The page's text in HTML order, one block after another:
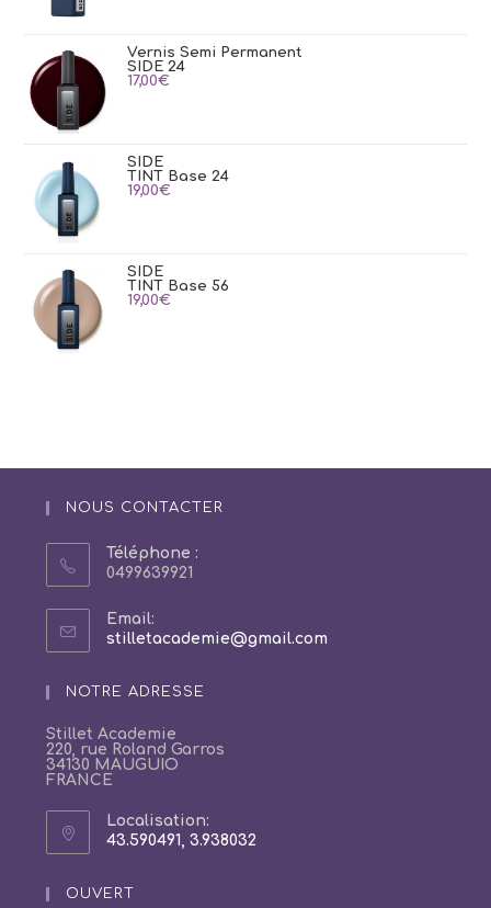
Vernis Semi Permanent
SIDE 24
17,00€
SIDE
TINT Base 24
19,00€
SIDE
TINT Base 56
19,00€
NOUS CONTACTER
Téléphone :
0499639921
Email:
stilletacademie@gmail.comS’ouvre
NOTRE ADRESSE
Stillet Academie
220, rue Roland Garros
34130 MAUGUIO
FRANCE
Localisation:
43.590491, 3.938032
un
nouvel
OUVERT